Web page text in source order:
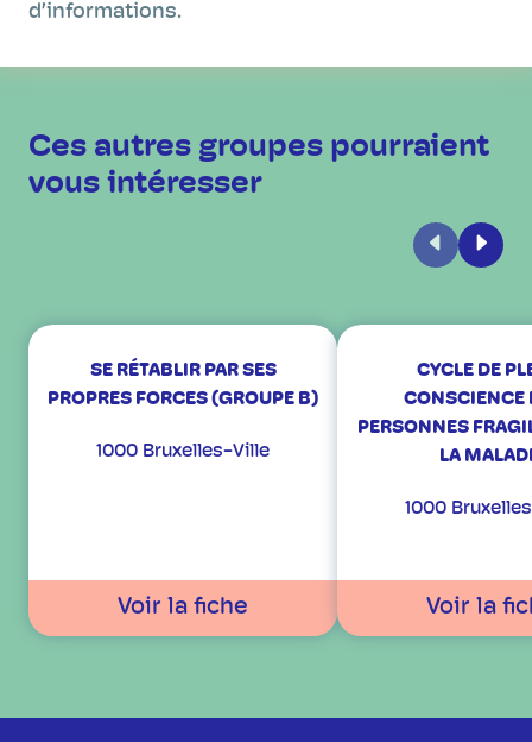
d’informations.
Ces autres groupes pourraient
vous intéresser
Précédent
SE RÉTABLIR PAR SES
PROPRES FORCES (GROUPE B)
1000 Bruxelles-Ville
Voir la fiche
CYCLE DE
CONSCIENCE
PERSONNES
LA
1000
Voir la